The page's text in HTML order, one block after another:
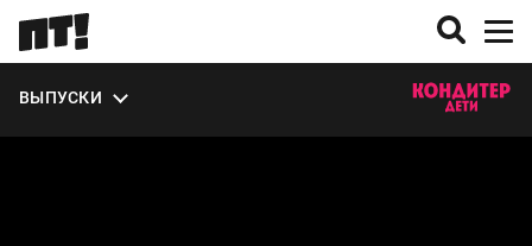
ВЫПУСКИ
О СЕЗОНЕ